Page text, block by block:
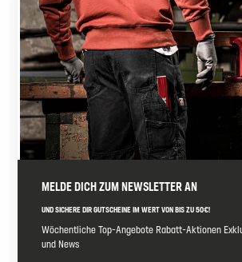
MELDE DICH ZUM NEWSLETTER AN
UND SICHERE DIR GUTSCHEINE IM WERT VON BIS ZU 50€!
Wöchentliche Top-Angebote Rabatt-Aktionen
und News